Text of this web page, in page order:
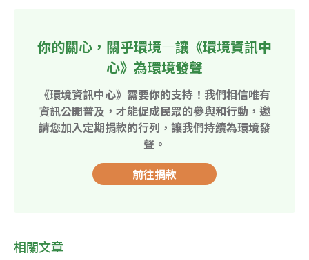
你的關心，關乎環境—讓《環境資訊中
心》為環境發聲
《環境資訊中心》需要你的支持！我們相信唯有
資訊公開普及，才能促成民眾的參與和行動，邀
請您加入定期捐款的行列，讓我們持續為環境發
聲。
前往捐款
相關文章